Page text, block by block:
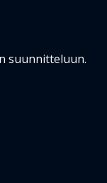
suunnitteluun.